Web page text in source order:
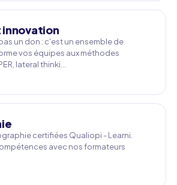
un don : c'est un ensemble de
vos équipes aux méthodes
lateral thinki…
certifiées Qualiopi - Learni.
avec nos formateurs